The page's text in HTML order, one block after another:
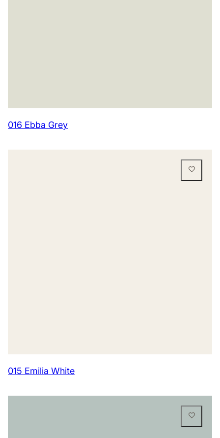
016 Ebba Grey
015 Emilia White